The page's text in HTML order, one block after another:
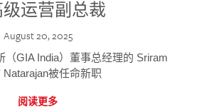
运营副总裁
August 20, 2025
（GIA India）董事总经理的 Sriram
Natarajan被任命新职
阅读更多